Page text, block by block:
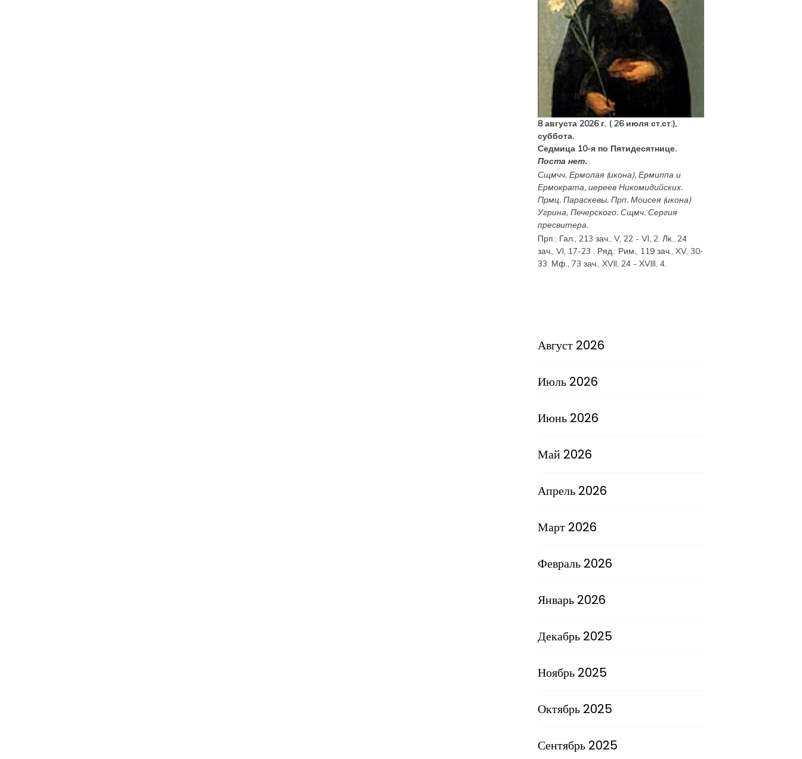
8 августа 2026 г. ( 26 июля ст.ст.),
суббота.
Седмица 10-я по Пятидесятнице.
Поста нет.
Сщмчч.Ермолая (икона),Ермиппа и
Ермократа, иереев Никомидийских.
Прмц.Параскевы. Прп.Моисея (икона)
Угрина, Печерского. Сщмч.Сергия
пресвитера.
Прп.: Гал., 213 зач., V, 22 - VI, 2. Лк., 24
зач., VI, 17-23
. Ряд.: Рим., 119 зач., XV, 30-
33. Мф., 73 зач., XVII, 24 - XVIII, 4.
Август 2026
Июль 2026
Июнь 2026
Май 2026
Апрель 2026
Март 2026
Февраль 2026
Январь 2026
Декабрь 2025
Ноябрь 2025
Октябрь 2025
Сентябрь 2025